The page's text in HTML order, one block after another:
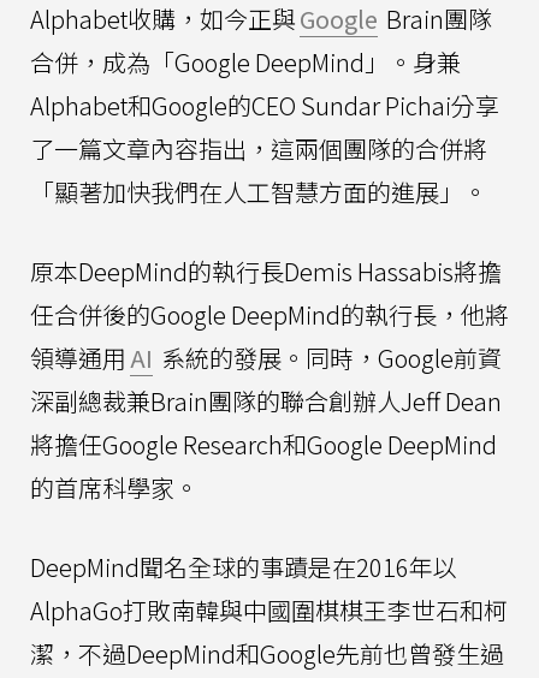
Alphabet收購，如今正與Google Brain團隊
合併，成為「Google DeepMind」。身兼
Alphabet和Google的CEO Sundar Pichai分享
了一篇文章內容指出，這兩個團隊的合併將
「顯著加快我們在人工智慧方面的進展」。
原本DeepMind的執行長Demis Hassabis將擔
任合併後的Google DeepMind的執行長，他將
領導通用AI 系統的發展。同時，Google前資
深副總裁兼Brain團隊的聯合創辦人Jeff Dean
將擔任Google Research和Google DeepMind
的首席科學家。
DeepMind聞名全球的事蹟是在2016年以
AlphaGo打敗南韓與中國圍棋棋王李世石和柯
潔，不過DeepMind和Google先前也曾發生過